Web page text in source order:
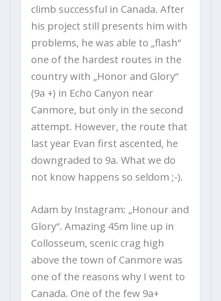
climb successful in Canada. After
his project still presents him with
problems, he was able to „flash“
one of the hardest routes in the
country with „Honor and Glory“
(9a +) in Echo Canyon near
Canmore, but only in the second
attempt. However, the route that
last year Evan first ascented, he
downgraded to 9a. What we do
not know happens so seldom ;-).
Adam by Instagram: „Honour and
Glory“. Amazing 45m line up in
Collosseum, scenic crag high
above the town of Canmore was
one of the reasons why I went to
Canada. One of the few 9a+